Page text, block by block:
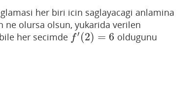
her biri icin saglayacagi anlamina
ne olursa olsun, yukarida verilen
her secimde f′ (2) = 6
f′(2)=6
oldugunu